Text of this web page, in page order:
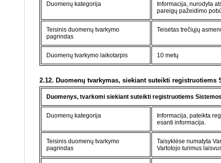
Duomenų kategorija
Informacija, nurodyta
pareigų pažeidimo
Teisinis duomenų tvarkymo
pagrindas
Teisėtas trečiųjų
Duomenų tvarkymo laikotarpis 10 metų
2.12. Duomenų tvarkymas, siekiant suteikti
Duomenys, tvarkomi siekiant suteikti registruotiems
Duomenų kategorija
Informacija, pateikta
esanti informacija.
Teisinis duomenų tvarkymo
pagrindas
Taisyklėse numatyta
Vartotojo turimus